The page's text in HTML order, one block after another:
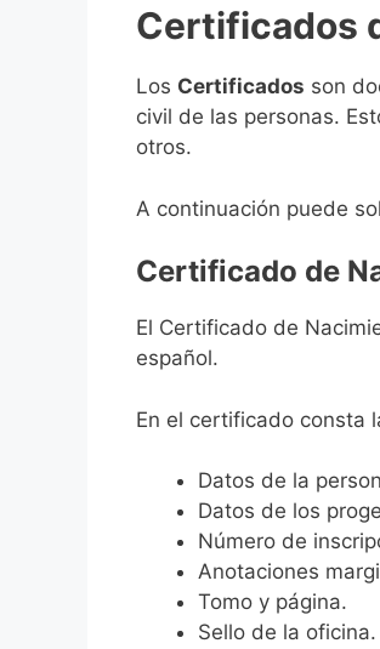
Certificados
Los Certificados son
civil de las personas.
otros.
A continuación puede
Certificado de
El Certificado de
español.
En el certificado consta
Datos de la
Datos de los
Número de
Anotaciones
Tomo y página.
Sello de la oficina.